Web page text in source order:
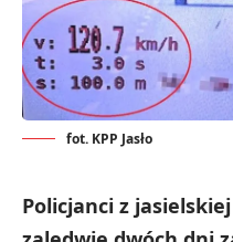
fot. KPP Jasło
Policjanci z